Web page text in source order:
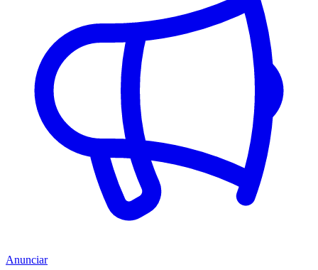
Anunciar